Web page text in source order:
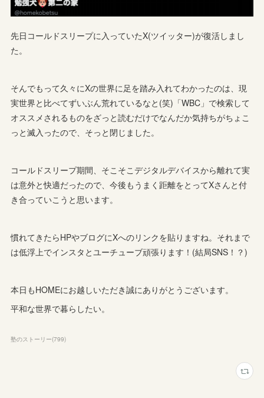
先日コールドスリープに入っていたX(ツイッター)が復活しまし
た。
そんでもって久々にXの世界に足を踏み入れてわかったのは、現
実世界と比べてずいぶん荒れているなと(笑)「WBC」で検索して
オススメされるものをざっと読むだけでなんだか気持ちがちょこ
っと滅入ったので、そっと閉じました。
コールドスリープ期間、そこそこデジタルデバイスから離れて実
は意外と快適だったので、今後もうまく距離をとってXさんと付
き合っていこうと思います。
慣れてきたらHPやブログにXへのリンクを貼りますね。それまで
は低浮上でインスタとユーチューブ頑張ります！(結局SNS！？)
本日もHOMEにお越しいただき誠にありがとうございます。
平和な世界で暮らしたい。
塾のストーリー(799)